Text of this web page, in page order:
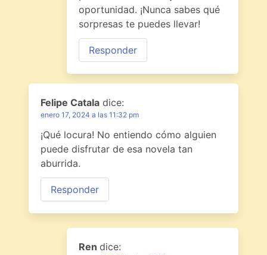
oportunidad. ¡Nunca sabes qué
sorpresas te puedes llevar!
Responder
Felipe Catala dice:
enero 17, 2024 a las 11:32 pm
¡Qué locura! No entiendo cómo alguien
puede disfrutar de esa novela tan
aburrida.
Responder
Ren dice: